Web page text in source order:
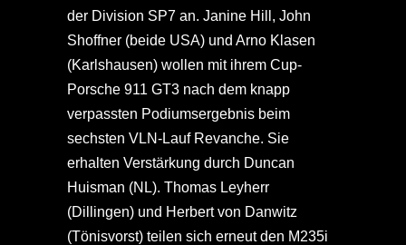
der Division SP7 an. Janine Hill, John
Shoffner (beide USA) und Arno Klasen
(Karlshausen) wollen mit ihrem Cup-
Porsche 911 GT3 nach dem knapp
verpassten Podiumsergebnis beim
sechsten VLN-Lauf Revanche. Sie
erhalten Verstärkung durch Duncan
Huisman (NL). Thomas Leyherr
(Dillingen) und Herbert von Danwitz
(Tönisvorst) teilen sich erneut den M235i